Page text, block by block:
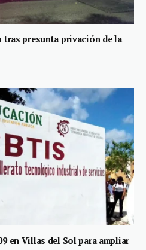
tras presunta privación de la
en Villas del Sol para ampliar